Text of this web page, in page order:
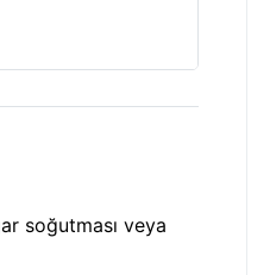
soğutması veya